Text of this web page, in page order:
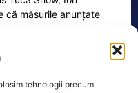
tehnologii precum
că măsurile anunțate
reducerea
electrică